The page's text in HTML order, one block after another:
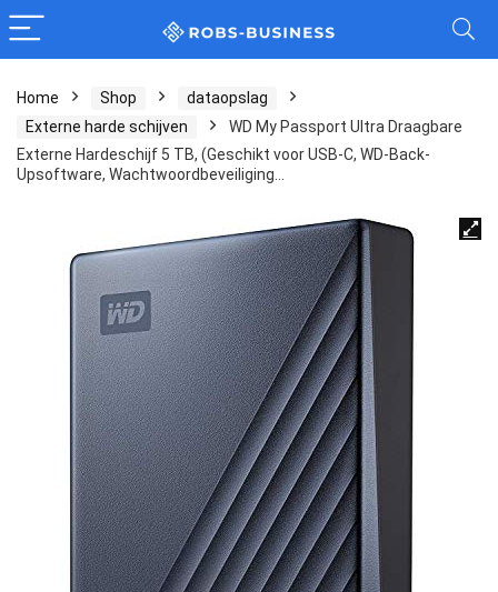
Home Shop
dataopslag
Externe harde schijven
WD My Passport Ultra Draagbare
Externe Hardeschijf 5 TB, (Geschikt voor USB-C, WD-Back-
Upsoftware, Wachtwoordbeveiliging…